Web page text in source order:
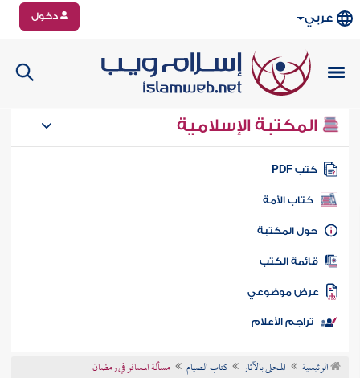
عربي دخول
المكتبة الإسلامية
كتب PDF
كتاب الأمة
المكتبة
الكتب
موضوعي
تراجم الأعلام
الرئيسية المحلى بالآثار كتاب الصيام مسألة المسافر في رمضان